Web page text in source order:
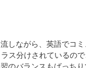
しながら、英語でコ
ス分けされているの
のバランスもばっち